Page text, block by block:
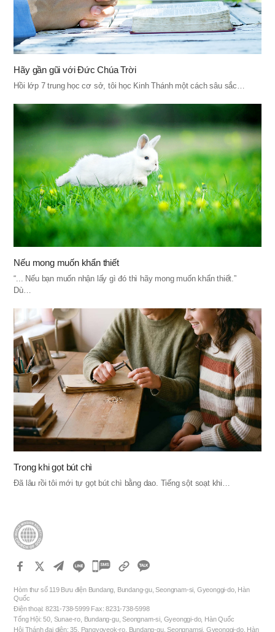
Hãy gần gũi với Đức Chúa Trời
Hồi lớp 7 trung học cơ sở, tôi học Kinh Thánh một cách sâu sắc…
Nếu mong muốn khẩn thiết
“... Nếu bạn muốn nhận lấy gì đó thì hãy mong muốn khẩn thiết.”
Dù…
Trong khi gọt bút chì
Đã lâu rồi tôi mới tự gọt bút chì bằng dao. Tiếng sột soạt khi…
카
오
톡
공
Hòm thư số 119 Bưu điện Bundang, Bundang-gu, Seongnam-si, Gyeonggi-do, Hàn
Quốc
Điện thoại: 8231-738-5999 Fax: 8231-738-5998
Tổng Hội: 50, Sunae-ro, Bundang-gu, Seongnam-si, Gyeonggi-do, Hàn Quốc
Hội Thánh đại diện: 35, Pangyoyeok-ro, Bundang-gu, Seongnamsi, Gyeonggi-do, Hàn